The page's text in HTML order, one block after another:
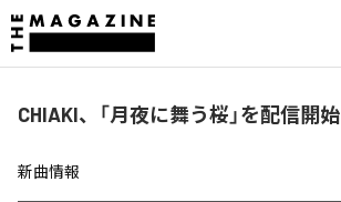
CHIAKI、「月夜に舞う桜」を配信開始
新曲情報